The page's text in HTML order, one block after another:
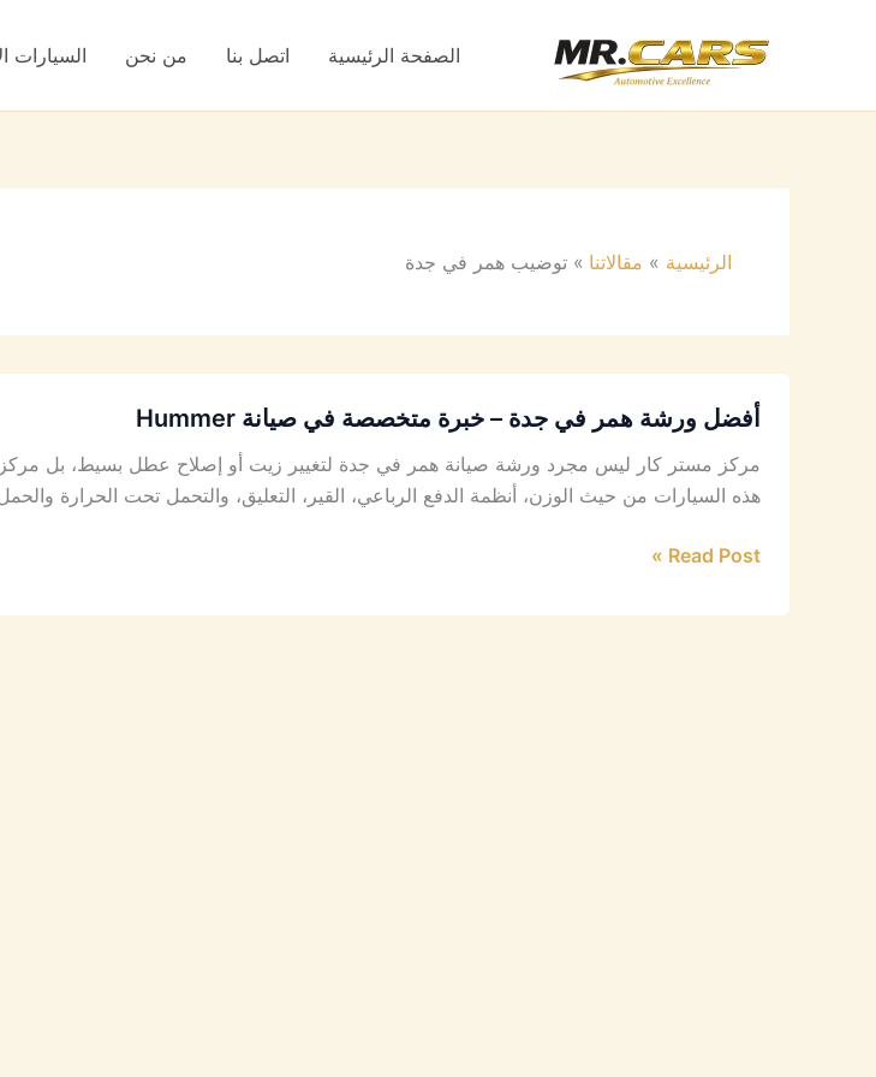
الصفحة الرئيسية اتصل بنا من نحن السيارات
الرئيسية مقالاتنا توضيب همر في جدة
أفضل ورشة همر في جدة – خبرة متخصصة في صيانة Hummer
مركز مستر كار ليس مجرد ورشة صيانة همر في جدة لتغيير زيت أو إصلاح عطل بسيط، بل مركز
هذه السيارات من حيث الوزن، أنظمة الدفع الرباعي، القير، التعليق، والتحمل تحت الحرارة
Read Post »